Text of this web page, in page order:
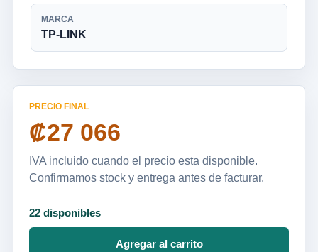
MARCA
TP-LINK
PRECIO FINAL
₡27 066
IVA incluido cuando el precio esta disponible.
Confirmamos stock y entrega antes de facturar.
22 disponibles
Agregar al carrito